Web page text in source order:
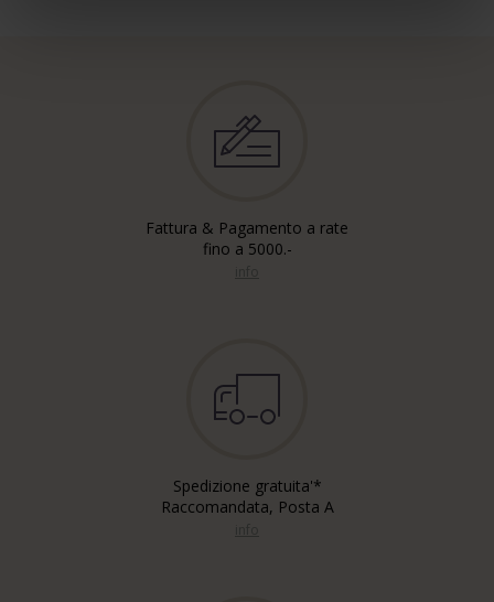
Fattura & Pagamento a rate
fino a 5000.-
Spedizione gratuita'*
Raccomandata, Posta A